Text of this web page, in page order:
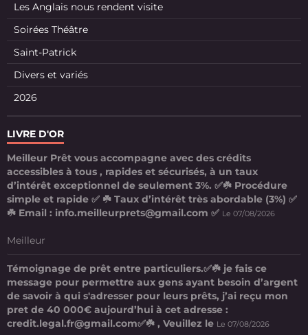
Les Anglais nous rendent visite
Soirées Théâtre
Saint-Patrick
Divers et variés
2026
LIVRE D'OR
Meilleur Prêt vous accompagne avec des crédits
accessibles à tous , rapides et sécurisés, à un taux
d’intérêt exceptionnel de seulement 3%. ✅☘️ Procédure
simple et rapide ✅ ☘️ Taux d’intérêt très abordable (3%) ✅
☘️ Email : info.meilleurprets@gmail.com ✅ Le 07/08/2026
Meilleur
Témoignage de prêt entre particuliers.✅☘️ je fais ce
message pour permettre aux gens ayant besoin d’argent
de savoir à qui s'adresser pour leurs prêts, j’ai reçu mon
pret de 40 000€ aujourd’hui à cet adresse :
credit.legal.fr@gmail.com✅☘️ , Veuillez le Le 07/08/2026